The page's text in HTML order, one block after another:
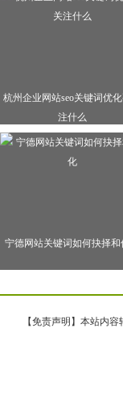
杭州企业网站seo关键词优
注什么
宁德网站关键词如何抉择和
【免责声明】本站内